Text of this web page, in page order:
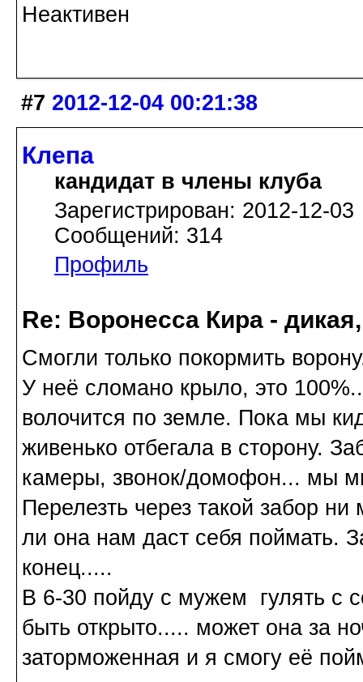
Неактивен
#7 2012-12-04 00:21:38
Клепа
кандидат в члены клуба
Зарегистрирован: 2012-12-03
Сообщений: 314
Профиль
Re: Воронесса Кира -
Смогли только покормить
У неё сломано крыло, это
волочится по земле. Пока мы
живенько отбегала в сторону.
камеры, звонок/домофон... мы
Перелезть через такой забор
ли она нам даст себя поймать.
конец.....
В 6-30 пойду с мужем гулять с
быть открыто..... может она за
заторможенная и я смогу её